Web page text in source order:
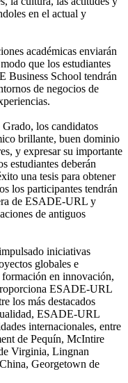
en el actual y
académicas enviarán
que los estudiantes
Business School tendrán
de negocios de
los candidatos
brillante, buen dominio
y expresar su importante
estudiantes deberán
una tesis para obtener
los participantes tendrán
de ESADE-URL y
de antiguos
iniciativas
globales e
en innovación,
ESADE-URL
los más destacados
ESADE-URL
internacionales, entre
de Pequín, McIntire
Virginia, Lingnan
Georgetown de